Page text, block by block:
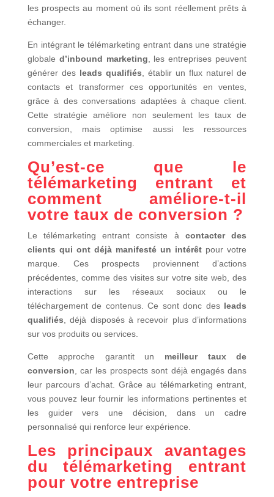
les prospects au moment où ils sont réellement prêts à
échanger.
En intégrant le télémarketing entrant dans une stratégie
globale d’inbound marketing , les entreprises peuvent
générer des leads qualifiés , établir un flux naturel de
contacts et transformer ces opportunités en ventes,
grâce à des conversations adaptées à chaque client.
Cette stratégie améliore non seulement les taux de
conversion, mais optimise aussi les ressources
commerciales et marketing.
Qu’est-ce que le
télémarketing entrant et
comment améliore-t-il
votre taux de conversion ?
Le télémarketing entrant consiste à contacter des
clients qui ont déjà manifesté un intérêt pour votre
marque. Ces prospects proviennent d’actions
précédentes, comme des visites sur votre site web, des
interactions sur les réseaux sociaux ou le
téléchargement de contenus. Ce sont donc des leads
qualifiés , déjà disposés à recevoir plus d’informations
sur vos produits ou services.
Cette approche garantit un meilleur taux de
conversion , car les prospects sont déjà engagés dans
leur parcours d’achat. Grâce au télémarketing entrant,
vous pouvez leur fournir les informations pertinentes et
les guider vers une décision, dans un cadre
personnalisé qui renforce leur expérience.
Les principaux avantages
du télémarketing entrant
pour votre entreprise